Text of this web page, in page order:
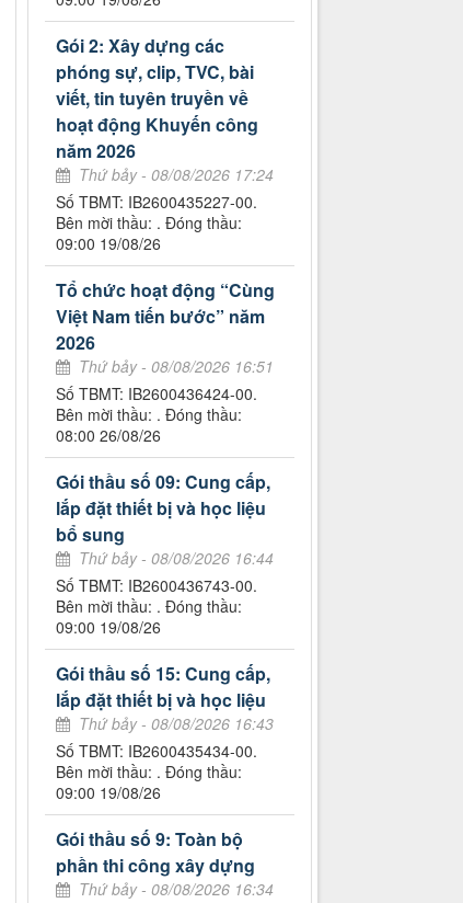
Gói 2: Xây dựng các
phóng sự, clip, TVC, bài
viết, tin tuyên truyền về
hoạt động Khuyến công
năm 2026
Thứ bảy - 08/08/2026 17:24
Số TBMT: IB2600435227-00.
Bên mời thầu: . Đóng thầu:
09:00 19/08/26
Tổ chức hoạt động “Cùng
Việt Nam tiến bước” năm
2026
Thứ bảy - 08/08/2026 16:51
Số TBMT: IB2600436424-00.
Bên mời thầu: . Đóng thầu:
08:00 26/08/26
Gói thầu số 09: Cung cấp,
lắp đặt thiết bị và học liệu
bổ sung
Thứ bảy - 08/08/2026 16:44
Số TBMT: IB2600436743-00.
Bên mời thầu: . Đóng thầu:
09:00 19/08/26
Gói thầu số 15: Cung cấp,
lắp đặt thiết bị và học liệu
Thứ bảy - 08/08/2026 16:43
Số TBMT: IB2600435434-00.
Bên mời thầu: . Đóng thầu:
09:00 19/08/26
Gói thầu số 9: Toàn bộ
phần thi công xây dựng
Thứ bảy - 08/08/2026 16:34